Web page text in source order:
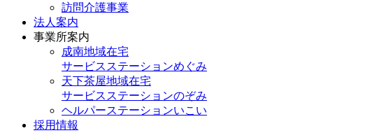
訪問介護事業
法人案内
事業所案内
成南地域在宅
サービスステーションめぐみ
天下茶屋地域在宅
サービスステーションのぞみ
ヘルパーステーションいこい
採用情報